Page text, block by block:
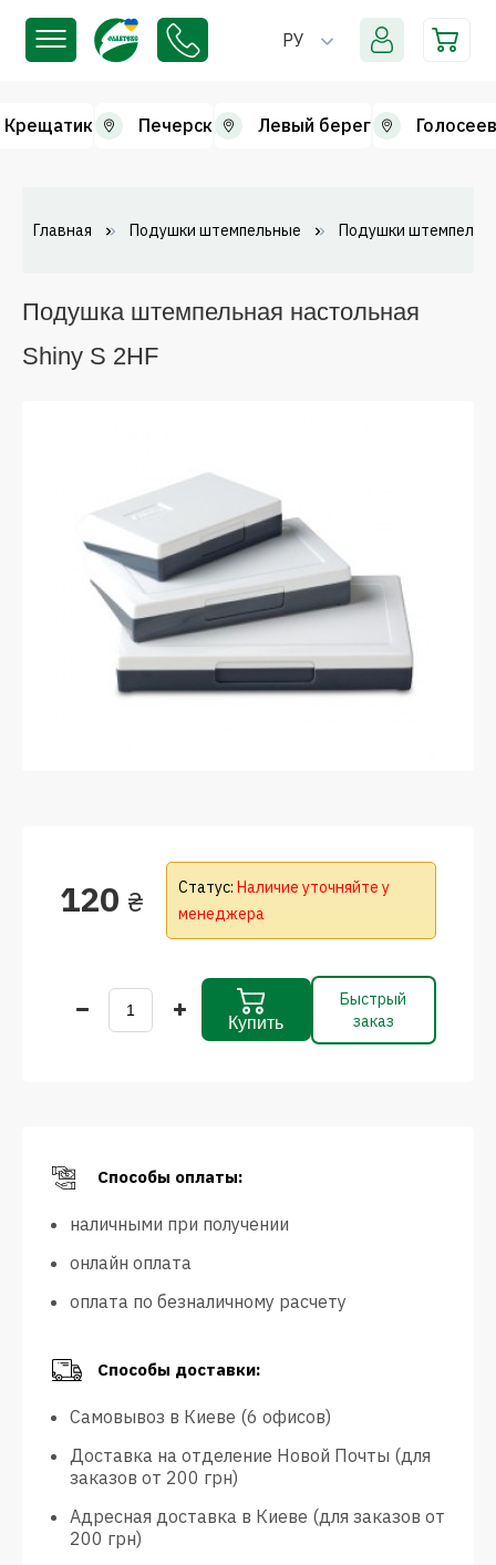
РУ
Крещатик Печерск Левый берег
Главная Подушки штемпельные Подушки
Подушка штемпельная настольная
Shiny S 2HF
120 ₴ Статус: Наличие уточняйте у
менеджера
Купить
Быстрый
заказ
Способы оплаты:
наличными при получении
онлайн оплата
оплата по безналичному расчету
Способы доставки:
Самовывоз в Киеве (6 офисов)
Доставка на отделение Новой Почты (для
заказов от 200 грн)
Адресная доставка в Киеве (для заказов от
200 грн)